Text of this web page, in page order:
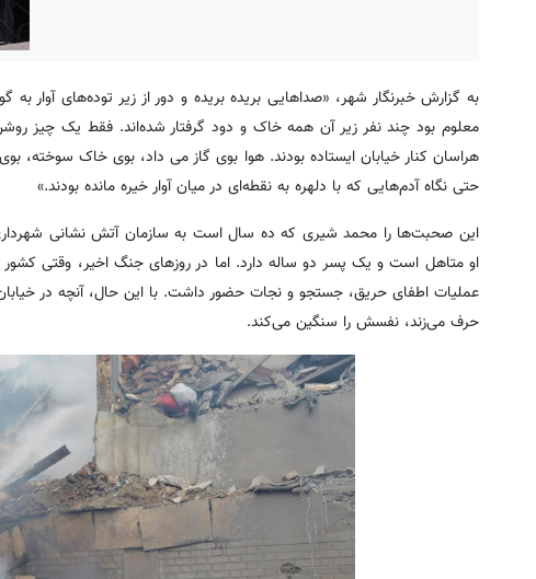
به گزارش خبرنگار شهر، «صداهایی بریده بریده و دور از زیر توده‌های
معلوم بود چند نفر زیر آن همه خاک و دود گرفتار شده‌اند. فقط یک چیز
هراسان کنار خیابان ایستاده بودند. هوا بوی گاز می داد، بوی خاک
حتی نگاه آدم‌هایی که با دلهره به نقطه‌ای در میان آوار خیره مانده بودند.»
این صحبت‌ها را محمد شیری که ده سال است به سازمان آتش نشانی
عملیات اطفای حریق، جستجو و نجات حضور داشت. با این حال، آنچه در
حرف می‌زند، نفسش را سنگین می‌کند.